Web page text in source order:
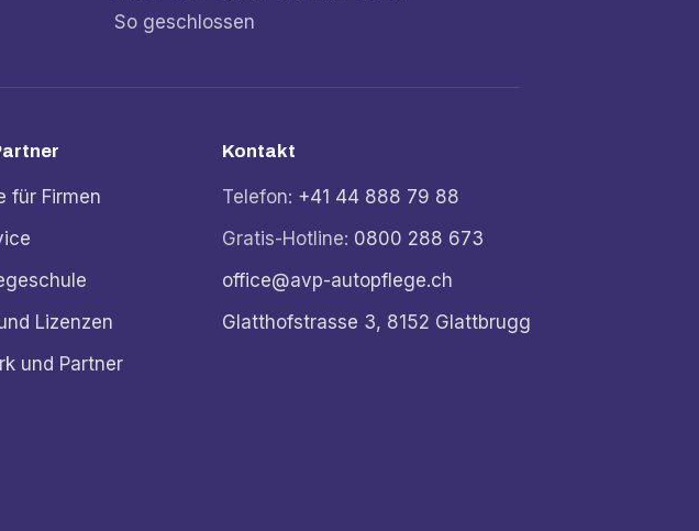
So geschlossen
für Firmen
Lizenzen
und Partner
Kontakt
Telefon: +41 44 888 79 88
Gratis-Hotline: 0800 288 673
office@avp-autopflege.ch
Glatthofstrasse 3, 8152 Glattbrugg